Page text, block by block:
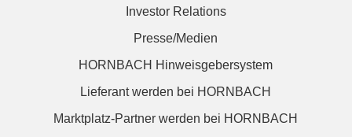
Investor Relations
Presse/Medien
HORNBACH Hinweisgebersystem
Lieferant werden bei HORNBACH
Marktplatz-Partner werden bei HORNBACH